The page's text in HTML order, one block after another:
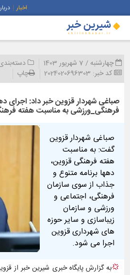
اخبار
چهارشنبه / 7 شهریور 1403
کد خبر: 2024020696303 چاپ
صباغی شهردار قزوین خبر داد: اجرای
فرهنگی_ورزشی به مناسبت هفته
صباغی شهردار قزوین
گفت: به مناسبت
هفته فرهنگی قزوین،
دهها برنامه متنوع و
جذاب از سوی سازمان
فرهنگی، اجتماعی و
ورزشی و سازمان
زیباسازی و سایر حوزه
های شهرداری قزوین
اجرا می شود.
به گزارش پایگاه خبری شیرین خبر از